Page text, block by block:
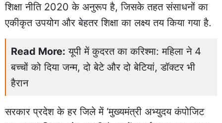
शिक्षा नीति 2020 के अनुरूप है, जिसके तहत संसाधनों का
एकीकृत उपयोग और बेहतर शिक्षा का लक्ष्य तय किया गया है.
Read More: यूपी में कुदरत का करिश्मा: महिला ने 4
बच्चों को दिया जन्म, दो बेटे और दो बेटियां, डॉक्टर भी
हैरान
सरकार प्रदेश के हर जिले में ‘मुख्यमंत्री अभ्युदय कंपोजिट